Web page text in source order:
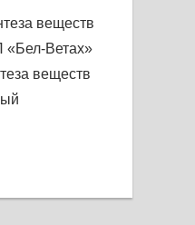
веществ
«Бел-Ветах»
веществ